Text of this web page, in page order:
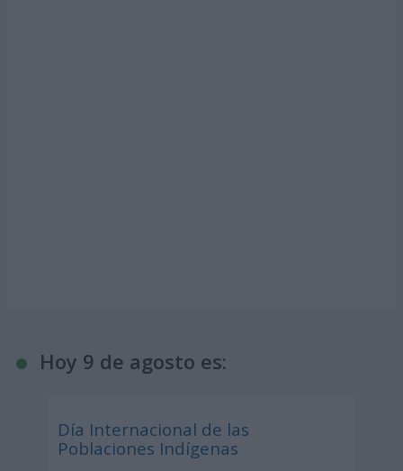
Hoy 9 de agosto es:
Día Internacional de las
Poblaciones Indígenas